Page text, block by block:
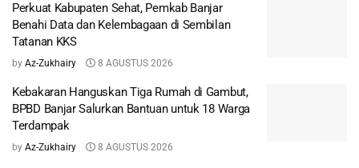
Perkuat Kabupaten Sehat, Pemkab Banjar
Benahi Data dan Kelembagaan di Sembilan
Tatanan KKS
by Az-Zukhairy 8 AGUSTUS 2026
Kebakaran Hanguskan Tiga Rumah di Gambut,
BPBD Banjar Salurkan Bantuan untuk 18 Warga
Terdampak
by Az-Zukhairy 8 AGUSTUS 2026